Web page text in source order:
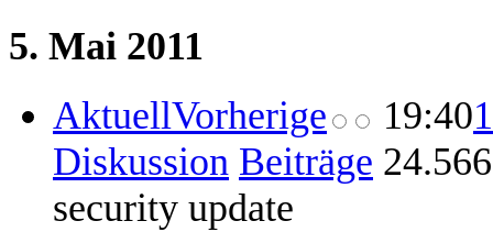
5. Mai 2011
AktuellVorherige 19:40
Diskussion Beiträge
security update